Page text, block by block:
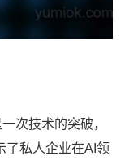
次技术的突破，
了私人企业在AI领